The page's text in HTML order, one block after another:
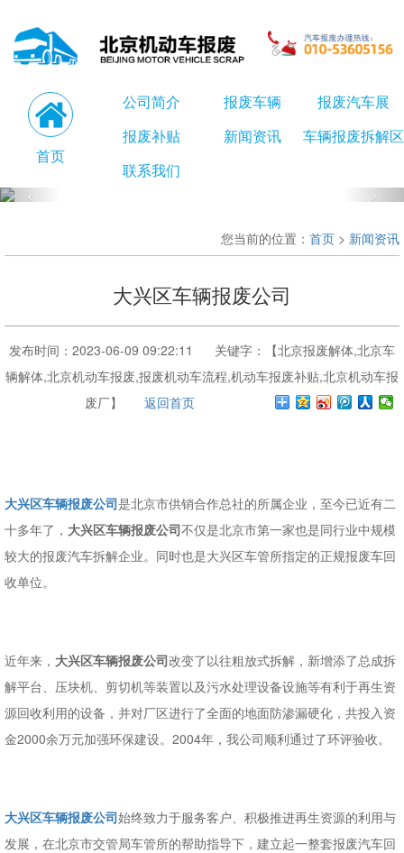
首页
公司简介 报废车辆
报废汽车展
报废补贴
新闻资讯
车辆报废拆解区
联系我们
您当前的位置： 首页 > 新闻资讯
大兴区车辆报废公司
发布时间：2023-06-09 09:22:11 关键字：【北京报废解体,北京车
辆解体,北京机动车报废,报废机动车流程,机动车报废补贴,北京机动车报
废厂】 返回首页
大兴区车辆报废公司是北京市供销合作总社的所属企业，至今已近有二
十多年了， 大兴区车辆报废公司不仅是北京市第一家也是同行业中规模
较大的报废汽车拆解企业。同时也是大兴区车管所指定的正规报废车回
收单位。
近年来， 大兴区车辆报废公司改变了以往粗放式拆解，新增添了总成拆
解平台、压块机、剪切机等装置以及污水处理设备设施等有利于再生资
源回收利用的设备，并对厂区进行了全面的地面防渗漏硬化，共投入资
金2000余万元加强环保建设。2004年，我公司顺利通过了环评验收。
大兴区车辆报废公司始终致力于服务客户、积极推进再生资源的利用与
发展，在北京市交管局车管所的帮助指导下，建立起一整套报废汽车回